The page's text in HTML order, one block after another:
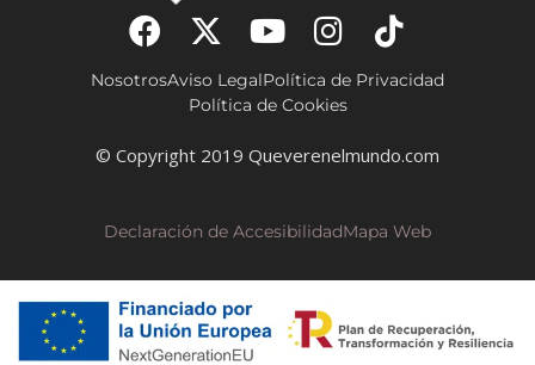
NosotrosAviso LegalPolítica de Privacidad
Política de Cookies
© Copyright 2019 Queverenelmundo.com
Declaración de AccesibilidadMapa Web